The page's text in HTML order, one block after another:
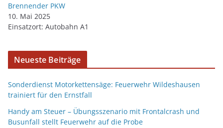
Brennender PKW
10. Mai 2025
Einsatzort: Autobahn A1
Neueste Beiträge
Sonderdienst Motorkettensäge: Feuerwehr Wildeshausen
trainiert für den Ernstfall
Handy am Steuer – Übungsszenario mit Frontalcrash und
Busunfall stellt Feuerwehr auf die Probe